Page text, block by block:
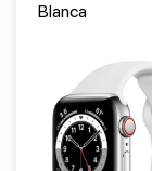
Blanca